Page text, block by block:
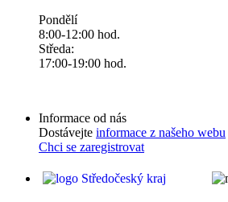
Pondělí
8:00-12:00 hod.
Středa:
17:00-19:00 hod.
Informace od nás
Dostávejte informace z našeho webu
Chci se zaregistrovat